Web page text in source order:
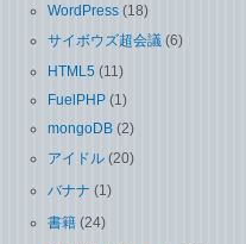
WordPress (18)
サイボウズ超会議 (6)
HTML5 (11)
FuelPHP (1)
mongoDB (2)
アイドル (20)
バナナ (1)
書籍 (24)